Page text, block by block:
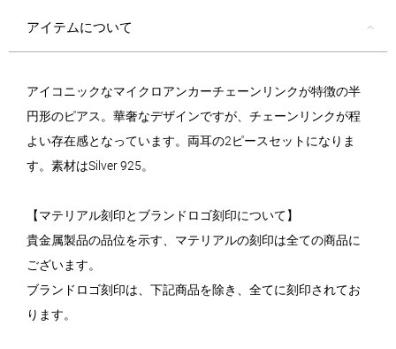
アイテムについて
アイコニックなマイクロアンカーチェーンリンクが特徴の半
円形のピアス。華奢なデザインですが、チェーンリンクが程
よい存在感となっています。両耳の2ピースセットになりま
す。素材はSilver 925。
【マテリアル刻印とブランドロゴ刻印について】
貴金属製品の品位を示す、マテリアルの刻印は全ての商品に
ございます。
ブランドロゴ刻印は、下記商品を除き、全てに刻印されてお
ります。